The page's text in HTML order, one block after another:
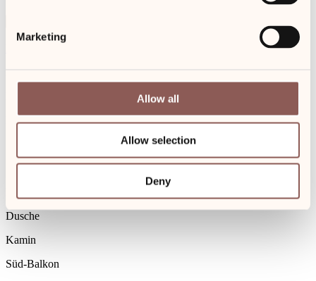
Marketing
Allow all
Allow selection
Deny
Kostenfreies WLAN
1. Stock über zwei Etagen
Dusche
Kamin
Süd-Balkon